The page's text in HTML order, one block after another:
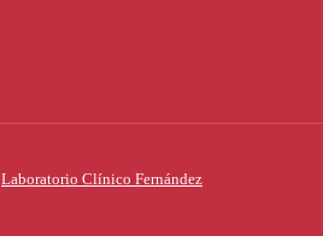
Laboratorio Clínico Fernández